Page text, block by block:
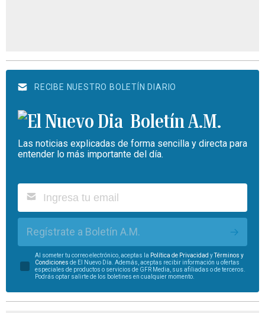
RECIBE NUESTRO BOLETÍN DIARIO
Boletín A.M.
Las noticias explicadas de forma sencilla y directa para
entender lo más importante del día.
Regístrate a Boletín A.M.
Al someter tu correo electrónico, aceptas la Política de Privacidad yTérminos y
Condiciones de El Nuevo Día. Además, aceptas recibir información u ofertas
especiales de productos o servicios de GFR Media, sus afiliadas o de terceros.
Podrás optar salirte de los boletines en cualquier momento.